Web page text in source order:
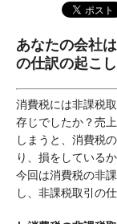
あなたの会社
の仕訳の起こ
消費税には非課税
存じでしたか？売
しまうと、消費税
り、損をしている
今回は消費税の非
し、非課税取引の